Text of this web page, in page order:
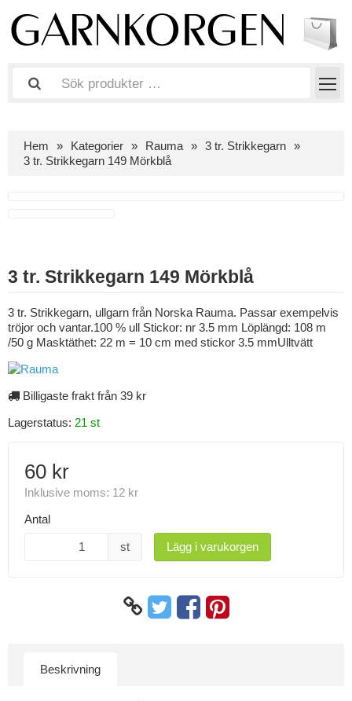
Hem Kategorier Rauma
3 tr. Strikkegarn
3 tr. Strikkegarn 149 Mörkblå
3 tr. Strikkegarn 149 Mörkblå
3 tr. Strikkegarn, ullgarn från Norska Rauma. Passar exempelvis
tröjor och vantar.100 % ull Stickor: nr 3.5 mm Löplängd: 108 m
/50 g Masktäthet: 22 m = 10 cm med stickor 3.5 mmUlltvätt
Billigaste frakt från 39 kr
Lagerstatus: 21 st
60 kr
Inklusive moms: 12 kr
Antal
st Lägg i varukorgen
Beskrivning